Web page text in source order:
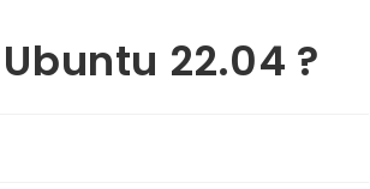
22.04 ?